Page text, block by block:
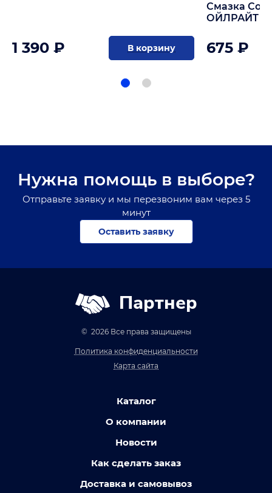
1 390 ₽ В корзину
Смазка
ОЙЛРАЙТ
675 ₽
Нужна помощь в выборе?
Отправьте заявку и мы перезвоним вам через 5
минут
Оставить заявку
Партнер
© 2026 Все права защищены
Политика конфиденциальности
Карта сайта
Каталог
О компании
Новости
Как сделать заказ
Доставка и самовывоз